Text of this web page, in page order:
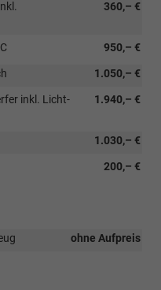
360,– €
950,– €
1.050,– €
1.940,– €
inkl. Licht-
1.030,– €
200,– €
ohne Aufpreis